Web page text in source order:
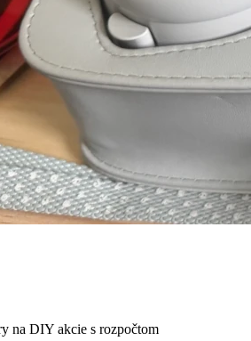
na DIY akcie s rozpočtom